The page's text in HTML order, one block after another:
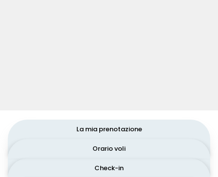
Check-in
Orario voli
La mia prenotazione